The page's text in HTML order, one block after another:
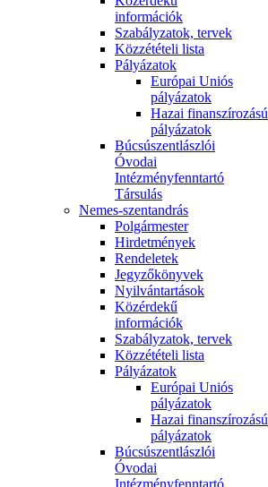
információk
Szabályzatok, tervek
Közzétételi lista
Pályázatok
Európai Uniós
pályázatok
Hazai finanszírozású
pályázatok
Búcsúszentlászlói
Óvodai
Intézményfenntartó
Társulás
Nemes-szentandrás
Polgármester
Hirdetmények
Rendeletek
Jegyzőkönyvek
Nyilvántartások
Közérdekű
információk
Szabályzatok, tervek
Közzétételi lista
Pályázatok
Európai Uniós
pályázatok
Hazai finanszírozású
pályázatok
Búcsúszentlászlói
Óvodai
Intézményfenntartó